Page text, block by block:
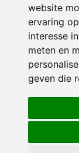
website
ervaring
interesse
meten en
geven die
© 2026
Privacy policy|